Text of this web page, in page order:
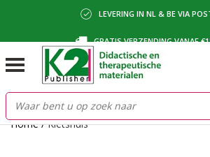
LEVERING IN NL & BE VIA
GRATIS VERZENDING VANAF
BETALING VIA IDEAL, BANCONTACT
Home/Kletshuis